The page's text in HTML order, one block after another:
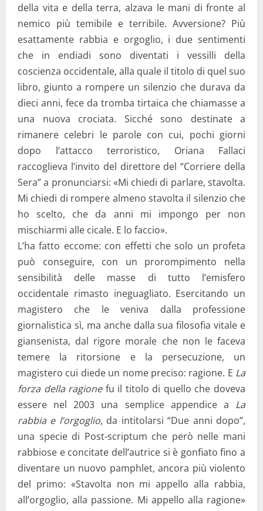
della vita e della terra, alzava le mani di fronte al
nemico più temibile e terribile. Avversione? Più
esattamente rabbia e orgoglio, i due sentimenti
che in endiadi sono diventati i vessilli della
coscienza occidentale, alla quale il titolo di quel suo
libro, giunto a rompere un silenzio che durava da
dieci anni, fece da tromba tirtaica che chiamasse a
una nuova crociata. Sicché sono destinate a
rimanere celebri le parole con cui, pochi giorni
dopo l’attacco terroristico, Oriana Fallaci
raccoglieva l’invito del direttore del “Corriere della
Sera” a pronunciarsi: «Mi chiedi di parlare, stavolta.
Mi chiedi di rompere almeno stavolta il silenzio che
ho scelto, che da anni mi impongo per non
mischiarmi alle cicale. E lo faccio».
L’ha fatto eccome: con effetti che solo un profeta
può conseguire, con un prorompimento nella
sensibilità delle masse di tutto l’emisfero
occidentale rimasto ineguagliato. Esercitando un
magistero che le veniva dalla professione
giornalistica sì, ma anche dalla sua filosofia vitale e
giansenista, dal rigore morale che non le faceva
temere la ritorsione e la persecuzione, un
magistero cui diede un nome preciso: ragione. E La
forza della ragionefu il titolo di quello che doveva
essere nel 2003 una semplice appendice a La
rabbia e l’orgoglio, da intitolarsi “Due anni dopo”,
una specie di Post-scriptum che però nelle mani
rabbiose e concitate dell’autrice si è gonfiato fino a
diventare un nuovo pamphlet, ancora più violento
del primo: «Stavolta non mi appello alla rabbia,
all’orgoglio, alla passione. Mi appello alla ragione»